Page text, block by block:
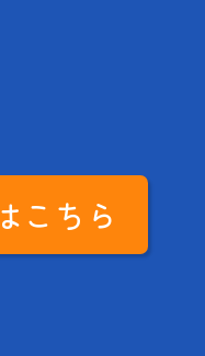
こちら